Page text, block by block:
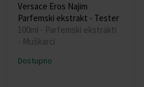
Versace Eros Najim
Parfemski ekstrakt - Tester
100ml - Parfemski ekstrakti
- Muškarci
Dostupno